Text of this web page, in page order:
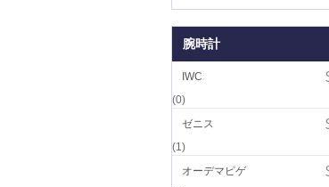
腕時計
IWC
(0)
ゼニス
(1)
オーデマピゲ